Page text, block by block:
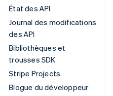
État des API
Journal des modifications
des API
Bibliothèques et
trousses SDK
Stripe Projects
Blogue du développeur